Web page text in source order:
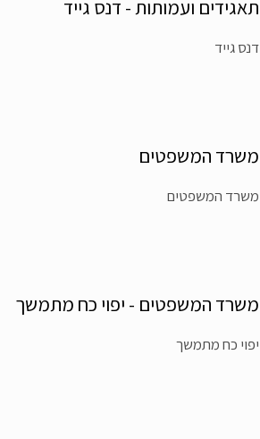
תאגידים ועמותות - דנס גייד
דנס גייד
משרד המשפטים
משרד המשפטים
משרד המשפטים - יפוי כח מתמשך
יפוי כח מתמשך